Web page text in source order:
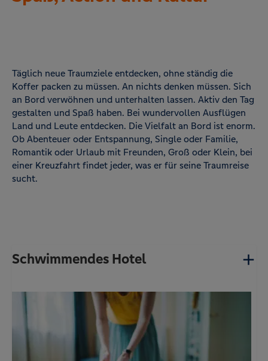
Täglich neue Traumziele entdecken, ohne ständig die
Koffer packen zu müssen. An nichts denken müssen. Sich
an Bord verwöhnen und unterhalten lassen. Aktiv den Tag
gestalten und Spaß haben. Bei wundervollen Ausflügen
Land und Leute entdecken. Die Vielfalt an Bord ist enorm.
Ob Abenteuer oder Entspannung, Single oder Familie,
Romantik oder Urlaub mit Freunden, Groß oder Klein, bei
einer Kreuzfahrt findet jeder, was er für seine Traumreise
sucht.
Schwimmendes Hotel